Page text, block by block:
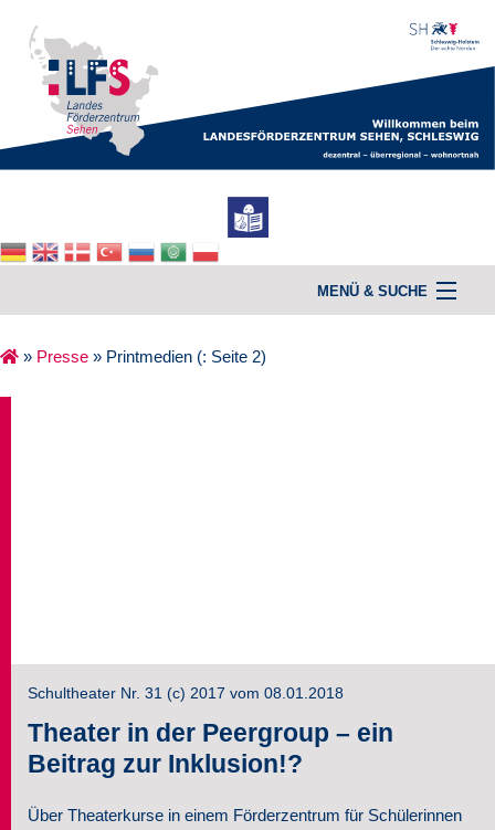
MENÜ & SUCHE
» Presse » Printmedien (: Seite 2)
Schultheater Nr. 31 (c) 2017 vom 08.01.2018
Theater in der Peergroup – ein
Beitrag zur Inklusion!?
Über Theaterkurse in einem Förderzentrum für Schülerinnen